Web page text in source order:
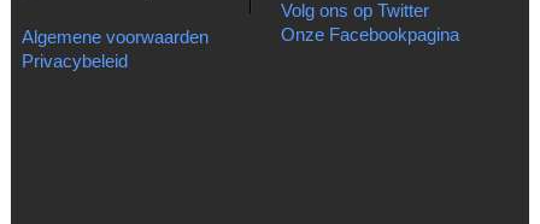
Algemene voorwaarden
Privacybeleid
Volg ons op Twitter
Onze Facebookpagina